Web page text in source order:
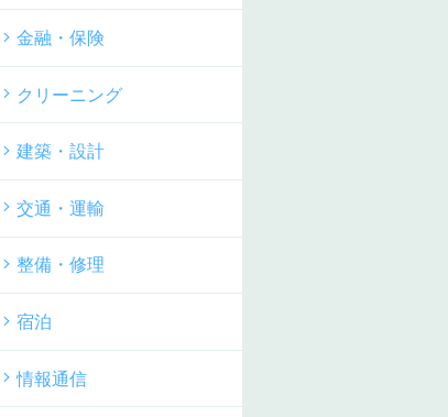
金融・保険
クリーニング
建築・設計
交通・運輸
整備・修理
宿泊
情報通信